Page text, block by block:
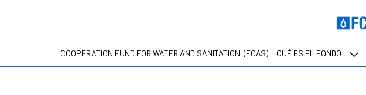
COOPERATION FUND FOR WATER AND SANITATION. (FCAS) QUÉ ES EL FONDO